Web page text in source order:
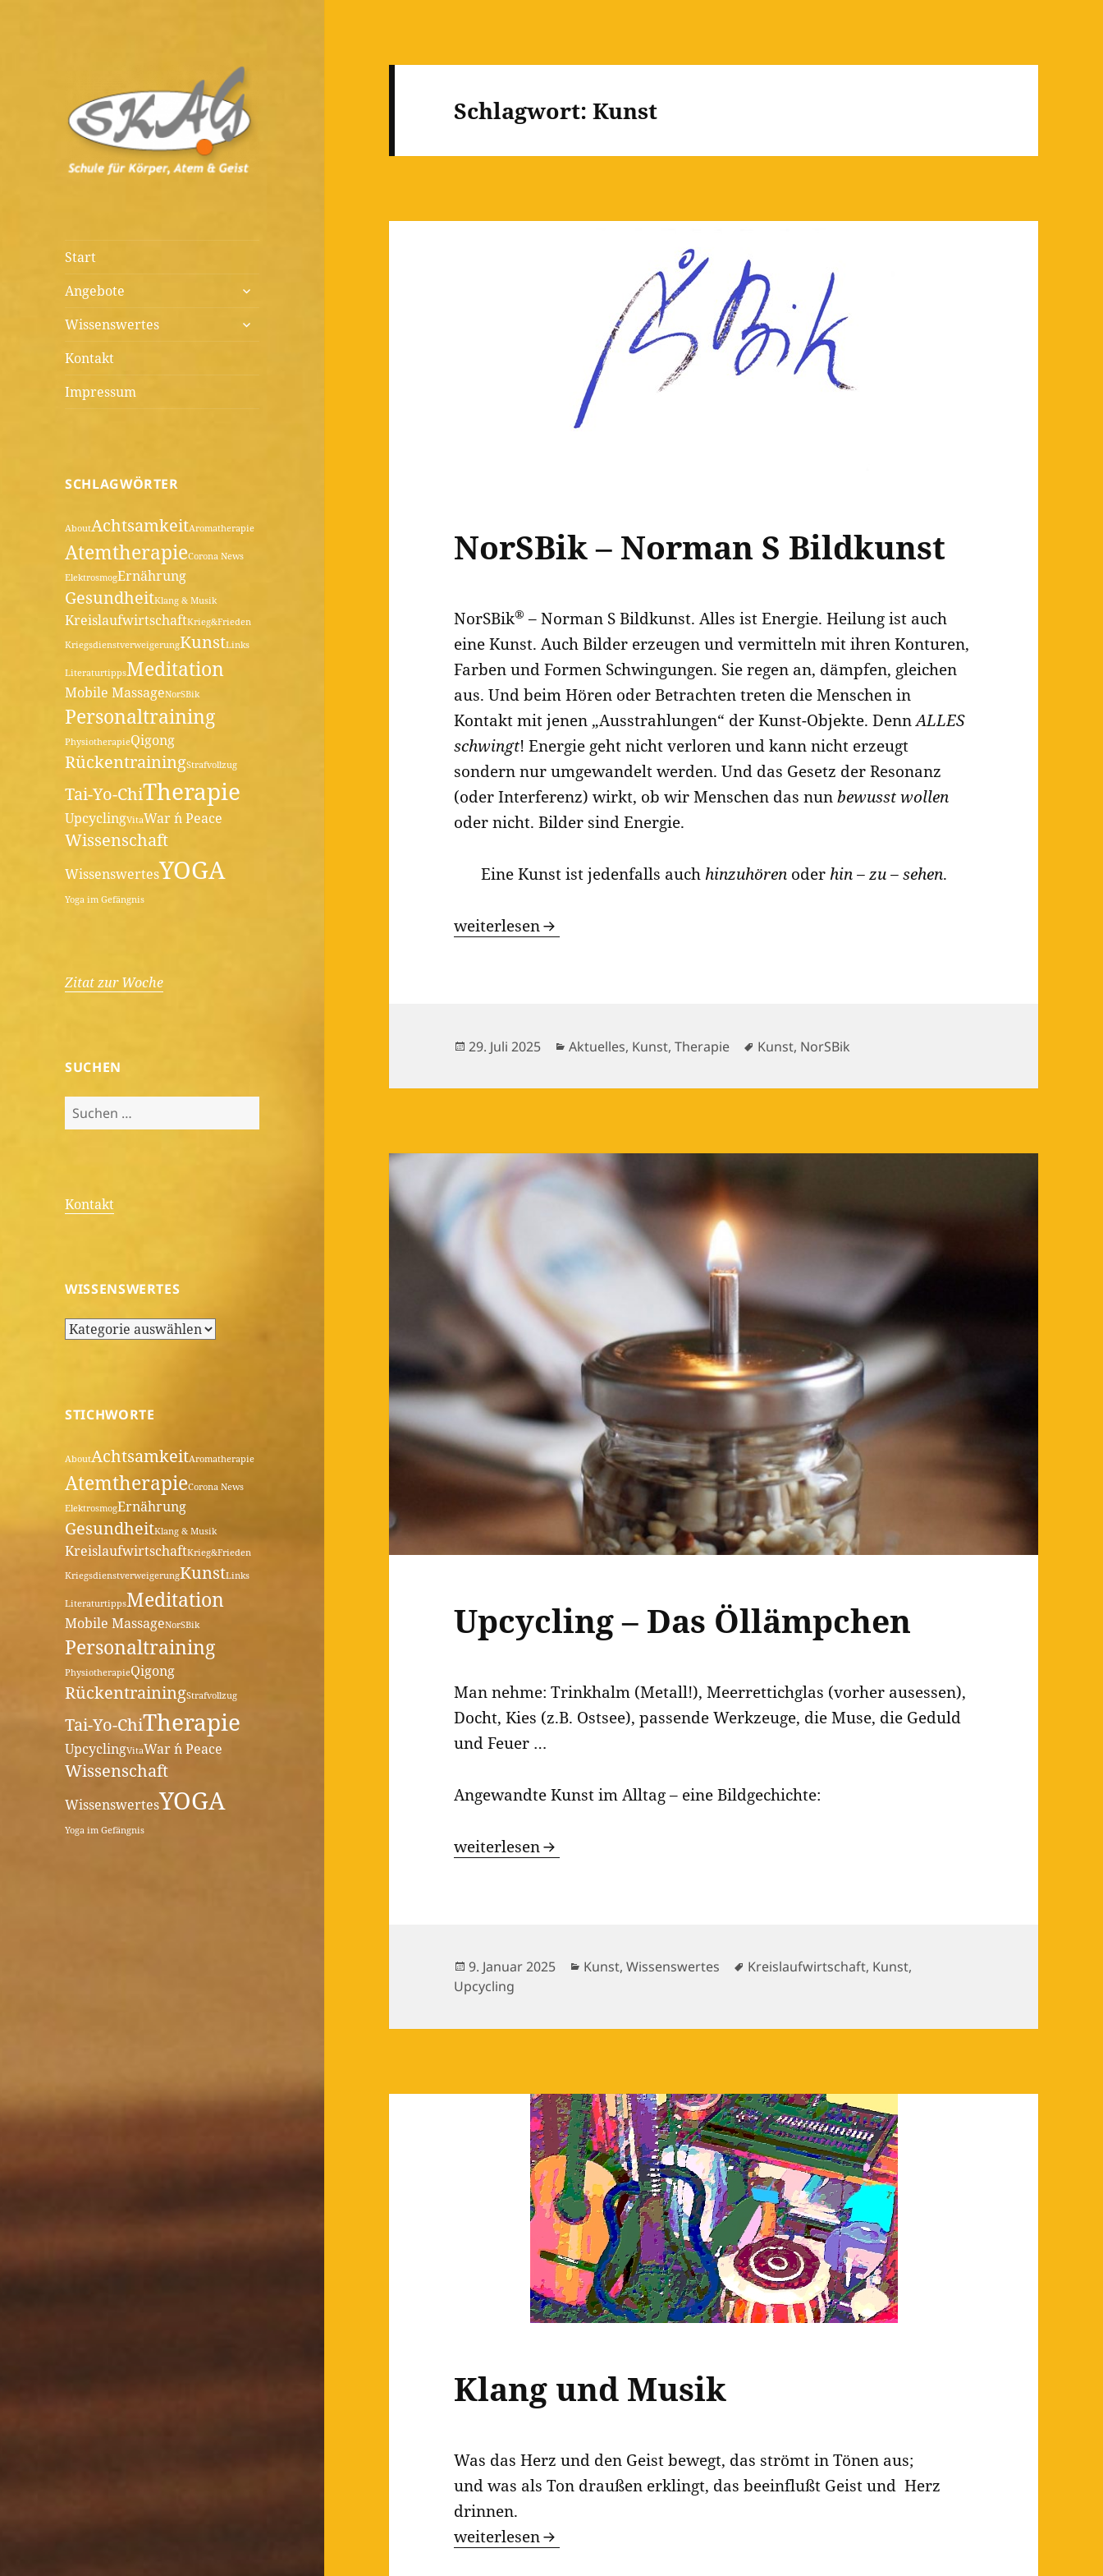
Geist
Start
Angebote
untermenü
öffnen
Wissenswertes
untermenü
Kontakt
Impressum
SCHLAGWÖRTER
AboutAchtsamkeitAromatherapie
AtemtherapieCorona News
ElektrosmogErnährung
GesundheitKlang & Musik
KreislaufwirtschaftKrieg&Frieden
KriegsdienstverweigerungKunstLinks
LiteraturtippsMeditation
Mobile MassageNorSBik
Personaltraining
PhysiotherapieQigong
RückentrainingStrafvollzug
Tai-Yo-ChiTherapie
UpcyclingVitaWar ´n Peace
Wissenschaft
WissenswertesYOGA
Yoga im Gefängnis
Zitat zur Woche
SUCHEN
Suchen
nach:
Kontakt
WISSENSWERTES
Wissenswertes
STICHWORTE
AboutAchtsamkeitAromatherapie
AtemtherapieCorona News
ElektrosmogErnährung
GesundheitKlang & Musik
KreislaufwirtschaftKrieg&Frieden
KriegsdienstverweigerungKunstLinks
LiteraturtippsMeditation
Mobile MassageNorSBik
Personaltraining
PhysiotherapieQigong
RückentrainingStrafvollzug
Tai-Yo-ChiTherapie
UpcyclingVitaWar ´n Peace
Wissenschaft
WissenswertesYOGA
Yoga im Gefängnis
Schlagwort:Kunst
NorSBik – Norman S Bildkunst
NorSBik® – Norman S Bildkunst. Alles ist Energie. Heilung ist auch
eine Kunst. Auch Bilder erzeugen und vermitteln mit ihren Konturen,
Farben und Formen Schwingungen. Sie regen an, dämpfen, gleichen
aus. Und beim Hören oder Betrachten treten die Menschen in
Kontakt mit jenen „Ausstrahlungen“ der Kunst-Objekte. DennALLES
schwingt! Energie geht nicht verloren und kann nicht erzeugt
sondern nur umgewandelt werden. Und das Gesetz der Resonanz
(oder Interferenz) wirkt, ob wir Menschen das nunbewusst wollen
oder nicht. Bilder sind Energie.
Eine Kunst ist jedenfalls auch hinzuhörenoder hin – zu – sehen.
NorSBik – Norman S Bildkunst
weiterlesen
Veröffentlicht
29. Juli 2025 Kategorien
Aktuelles, Kunst,Therapie Schlagwörter
Kunst, NorSBik
Upcycling – Das Öllämpchen
Man nehme: Trinkhalm (Metall!), Meerrettichglas (vorher ausessen),
Docht, Kies (z.B. Ostsee), passende Werkzeuge, die Muse, die Geduld
und Feuer …
Angewandte Kunst im Alltag – eine Bildgechichte:
Upcycling – Das Öllämpchen
weiterlesen
Veröffentlicht
am
9. Januar 2025 Kategorien
Kunst,Wissenswertes Schlagwörter
Kreislaufwirtschaft, Kunst,
Upcycling
Klang und Musik
Was das Herz und den Geist bewegt, das strömt in Tönen aus;
und was als Ton draußen erklingt, das beeinflußt Geist und Herz
drinnen.
Klang und Musik
weiterlesen